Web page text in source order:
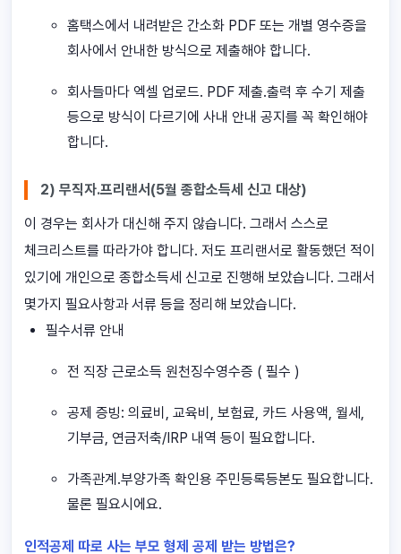
홈택스에서 내려받은 간소화 PDF 또는 개별 영수증을
회사에서 안내한 방식으로 제출해야 합니다.
회사들마다 엑셀 업로드. PDF 제출.출력 후 수기 제출
등으로 방식이 다르기에 사내 안내 공지를 꼭 확인해야
합니다.
2) 무직자.프리랜서(5월 종합소득세 신고 대상)
이 경우는 회사가 대신해 주지 않습니다. 그래서 스스로
체크리스트를 따라가야 합니다. 저도 프리랜서로 활동했던 적이
있기에 개인으로 종합소득세 신고로 진행해 보았습니다. 그래서
몇가지 필요사항과 서류 등을 정리해 보았습니다.
필수서류 안내
전 직장 근로소득 원천징수영수증 ( 필수 )
공제 증빙: 의료비, 교육비, 보험료, 카드 사용액, 월세,
기부금, 연금저축/IRP 내역 등이 필요합니다.
가족관계.부양가족 확인용 주민등록등본도 필요합니다.
물론 필요시에요.
인적공제 따로 사는 부모 형제 공제 받는 방법은?